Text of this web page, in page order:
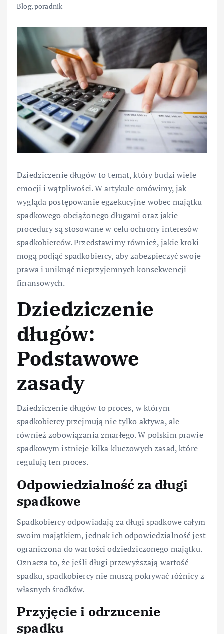
Blog,poradnik
Dziedziczenie długów to temat, który budzi wiele
emocji i wątpliwości. W artykule omówimy, jak
wygląda postępowanie egzekucyjne wobec majątku
spadkowego obciążonego długami oraz jakie
procedury są stosowane w celu ochrony interesów
spadkobierców. Przedstawimy również, jakie kroki
mogą podjąć spadkobiercy, aby zabezpieczyć swoje
prawa i uniknąć nieprzyjemnych konsekwencji
finansowych.
Dziedziczenie
długów:
Podstawowe
zasady
Dziedziczenie długów to proces, w którym
spadkobiercy przejmują nie tylko aktywa, ale
również zobowiązania zmarłego. W polskim prawie
spadkowym istnieje kilka kluczowych zasad, które
regulują ten proces.
Odpowiedzialność za długi
spadkowe
Spadkobiercy odpowiadają za długi spadkowe całym
swoim majątkiem, jednak ich odpowiedzialność jest
ograniczona do wartości odziedziczonego majątku.
Oznacza to, że jeśli długi przewyższają wartość
spadku, spadkobiercy nie muszą pokrywać różnicy z
własnych środków.
Przyjęcie i odrzucenie
spadku